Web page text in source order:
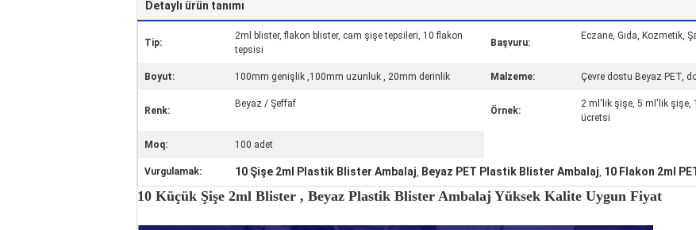
Detaylı ürün tanımı
Tip:
2ml blister, flakon blister, cam şişe tepsileri, 10 flakon
tepsisi
Başvuru:
Eczane, Gıda, Kozmetik,
Boyut: 100mm genişlik ,100mm uzunluk , 20mm derinlik Malzeme: Çevre dostu Beyaz PET,
Renk:
Beyaz / Şeffaf
Örnek:
2 ml'lik şişe, 5 ml'lik şişe,
ücretsi
Moq: 100 adet
Vurgulamak: 10 Şişe 2ml Plastik Blister Ambalaj, Beyaz PET Plastik Blister Ambalaj, 10 Flakon 2ml
10 Küçük Şişe 2ml Blister , Beyaz Plastik Blister Ambalaj Yüksek Kalite Uygun Fiyat